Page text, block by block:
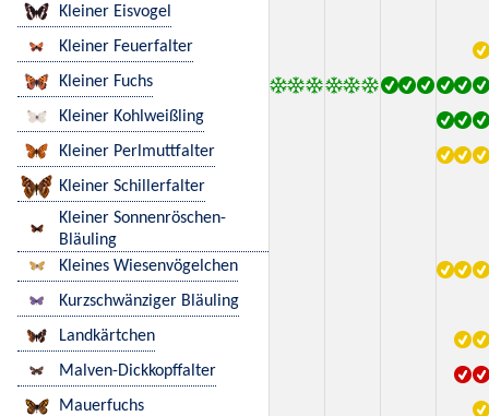
Kleiner Eisvogel
Kleiner Feuerfalter
Kleiner Fuchs
Kleiner Kohlweißling
Kleiner Perlmuttfalter
Kleiner Schillerfalter
Kleiner Sonnenröschen-
Bläuling
Kleines Wiesenvögelchen
Kurzschwänziger Bläuling
Landkärtchen
Malven-Dickkopffalter
Mauerfuchs